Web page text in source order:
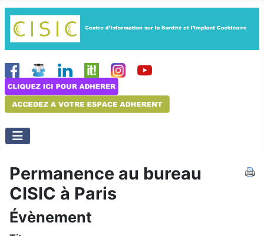
Permanence au bureau
CISIC à Paris
Évènement